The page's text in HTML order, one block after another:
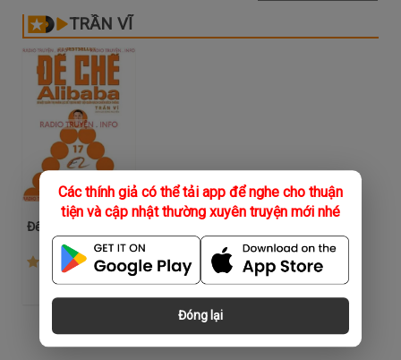
Các thính giả có thể tải app để nghe cho thuận
tiện và cập nhật thường xuyên truyện mới nhé
Đóng lại
TRẦN VĨ
Đế Chế Alibaba
(217)